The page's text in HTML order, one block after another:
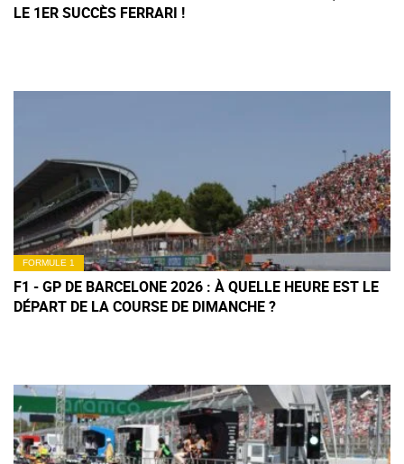
LE 1ER SUCCÈS FERRARI !
FORMULE 1
F1 - GP DE BARCELONE 2026 : À QUELLE HEURE EST LE
DÉPART DE LA COURSE DE DIMANCHE ?